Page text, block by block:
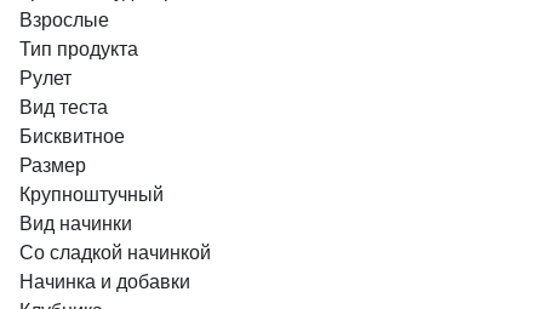
Взрослые
Тип продукта
Рулет
Вид теста
Бисквитное
Размер
Крупноштучный
Вид начинки
Со сладкой начинкой
Начинка и добавки